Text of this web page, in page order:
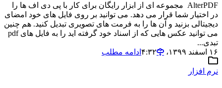
AlterPDF مجموعه ای از ابزار رایگان برای کار با پی دی اف ها را
در اختیار شما قرار می دهد. می توانید بر روی فایل های خود امضای
دیجیتالی بزنید و آن ها را به فرمت های تصویری تبدیل کنید. هم چنین
می توانید عکس هایی که از اسناد خود گرفته اید را به فایل های pdf
تبدی...
۱۶ اسفند ۱۳۹۹،‏ ۴:۳۲
ادامه مطلب
نرم افزار